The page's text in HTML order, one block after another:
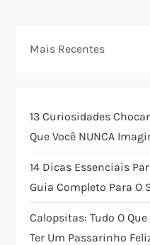
a
ã
o
d
e
Mais Recentes
13 Curiosidades
Que Você NUNCA
14 Dicas Essenciais
Guia Completo Para O
Calopsitas: Tudo O
Ter Um Passarinho